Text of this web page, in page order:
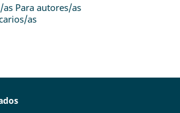
as Para autores/as
as